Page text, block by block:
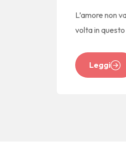
L’amore non
volta in
Leggi